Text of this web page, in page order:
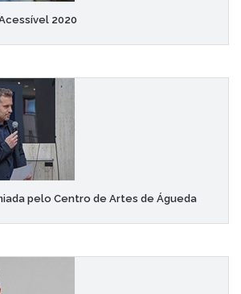
2020
pelo Centro de Artes de Águeda